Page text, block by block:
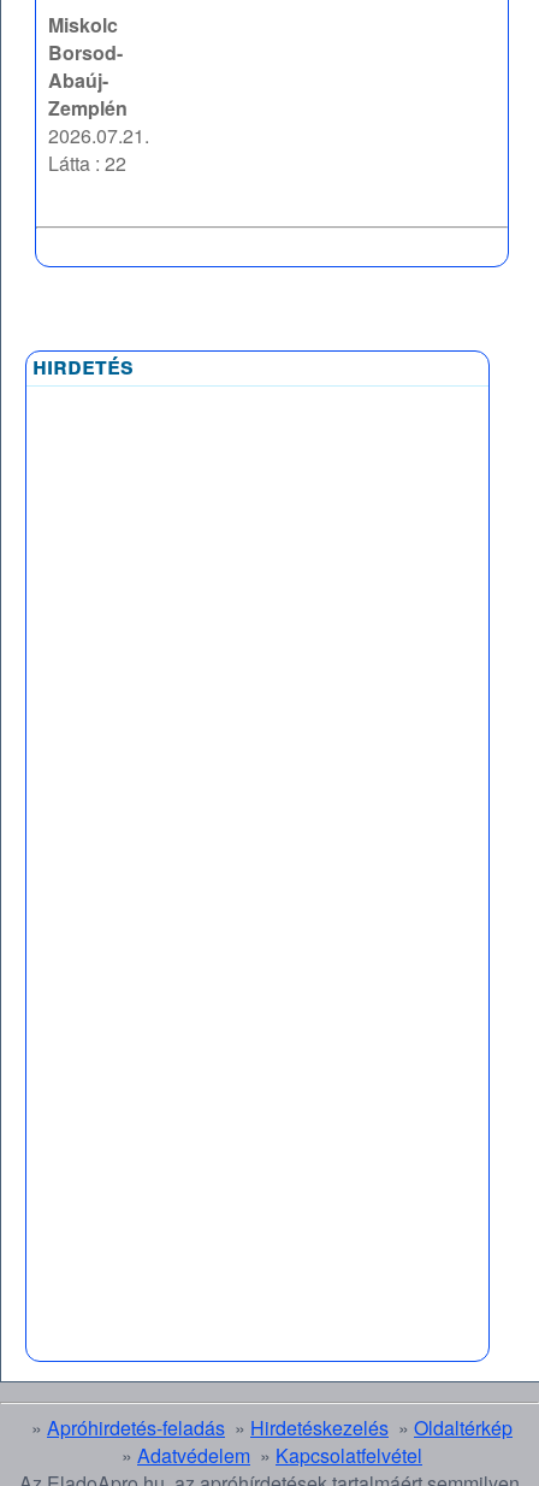
Miskolc
Borsod-
Abaúj-
Zemplén
2026.07.21.
Látta : 22
hirdetés
» Apróhirdetés-feladás » Hirdetéskezelés » Oldaltérkép
» Adatvédelem » Kapcsolatfelvétel